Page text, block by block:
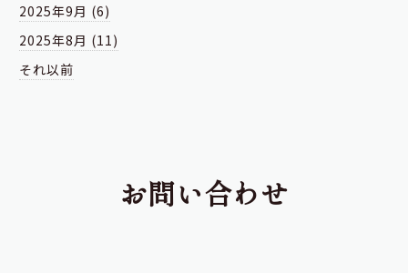
2025年9月 (6)
2025年8月 (11)
それ以前
お問い合わせ